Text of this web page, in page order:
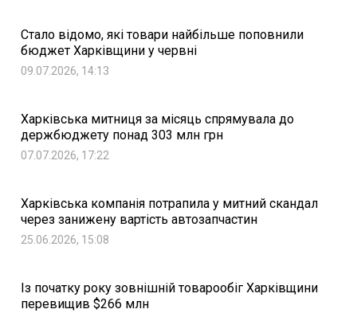
Стало відомо, які товари найбільше поповнили
бюджет Харківщини у червні
09.07.2026, 14:13
Харківська митниця за місяць спрямувала до
держбюджету понад 303 млн грн
07.07.2026, 17:22
Харківська компанія потрапила у митний скандал
через занижену вартість автозапчастин
25.06.2026, 15:08
Із початку року зовнішній товарообіг Харківщини
перевищив $266 млн